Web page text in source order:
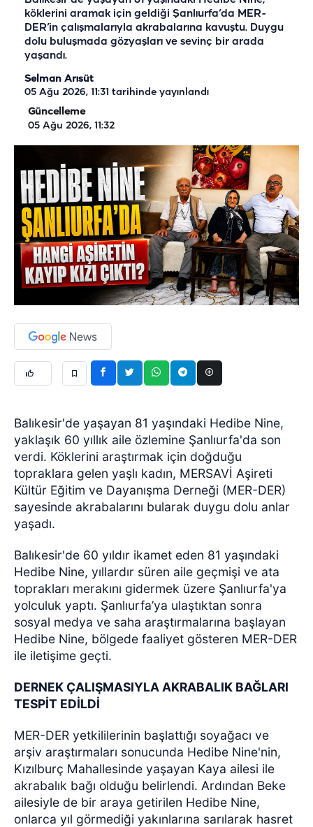
köklerini aramak için geldiği Şanlıurfa’da MER-
DER’in çalışmalarıyla akrabalarına kavuştu. Duygu
dolu buluşmada gözyaşları ve sevinç bir arada
yaşandı.
Selman Arısüt
05 Ağu 2026, 11:31 tarihinde yayınlandı
Güncelleme
05 Ağu 2026, 11:32
Balıkesir'de yaşayan 81 yaşındaki Hedibe Nine,
yaklaşık 60 yıllık aile özlemine Şanlıurfa'da son
verdi. Köklerini araştırmak için doğduğu
topraklara gelen yaşlı kadın, MERSAVİ Aşireti
Kültür Eğitim ve Dayanışma Derneği (MER-DER)
sayesinde akrabalarını bularak duygu dolu anlar
yaşadı.
Balıkesir'de 60 yıldır ikamet eden 81 yaşındaki
Hedibe Nine, yıllardır süren aile geçmişi ve ata
toprakları merakını gidermek üzere Şanlıurfa'ya
yolculuk yaptı. Şanlıurfa’ya ulaştıktan sonra
sosyal medya ve saha araştırmalarına başlayan
Hedibe Nine, bölgede faaliyet gösteren MER-DER
ile iletişime geçti.
DERNEK ÇALIŞMASIYLA AKRABALIK BAĞLARI
TESPİT EDİLDİ
MER-DER yetkililerinin başlattığı soyağacı ve
arşiv araştırmaları sonucunda Hedibe Nine'nin,
Kızılburç Mahallesinde yaşayan Kaya ailesi ile
akrabalık bağı olduğu belirlendi. Ardından Beke
ailesiyle de bir araya getirilen Hedibe Nine,
onlarca yıl görmediği yakınlarına sarılarak hasret